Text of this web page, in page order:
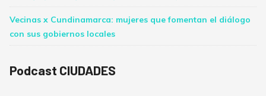
Vecinas x Cundinamarca: mujeres que fomentan el diálogo
con sus gobiernos locales
Podcast CIUDADES